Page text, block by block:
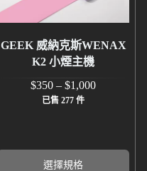
GEEK 威納克斯WENAX
K2 小煙主機
$350 – $1,000
已售 277 件
選擇規格